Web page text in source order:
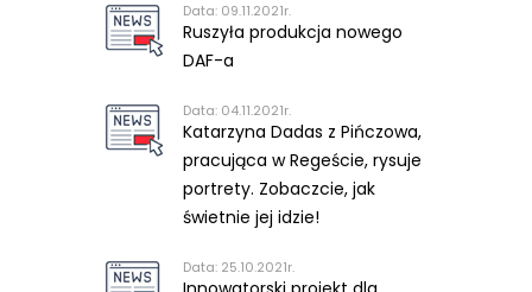
Data: 09.11.2021r.
Ruszyła produkcja nowego
DAF-a
Data: 04.11.2021r.
Katarzyna Dadas z Pińczowa,
pracująca w Regeście, rysuje
portrety. Zobaczcie, jak
świetnie jej idzie!
Data: 25.10.2021r.